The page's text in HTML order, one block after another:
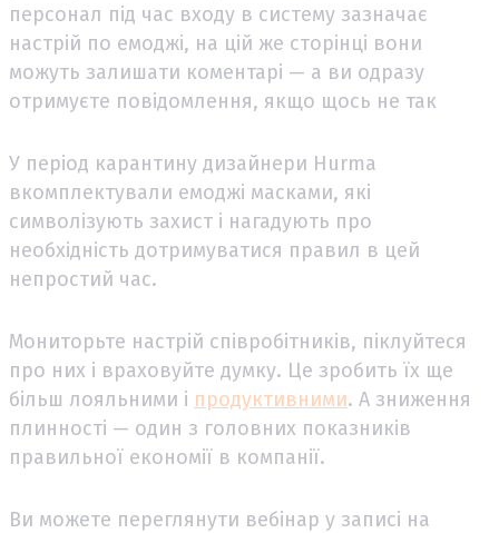
персонал під час входу в систему зазначає
настрій по емоджі, на цій же сторінці вони
можуть залишати коментарі — а ви одразу
отримуєте повідомлення, якщо щось не так
У період карантину дизайнери Hurma
вкомплектували емоджі масками, які
символізують захист і нагадують про
необхідність дотримуватися правил в цей
непростий час.
Мониторьте настрій співробітників, піклуйтеся
про них і враховуйте думку. Це зробить їх ще
більш лояльними і продуктивними. А зниження
плинності — один з головних показників
правильної економії в компанії.
Ви можете переглянути вебінар у записі на